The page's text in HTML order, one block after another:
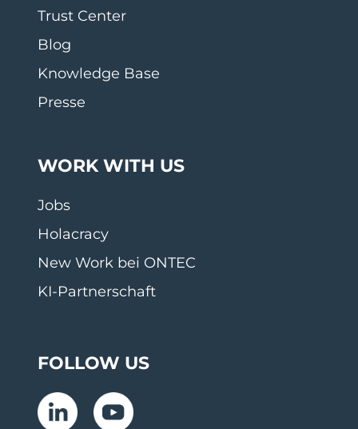
Trust Center
Blog
Knowledge Base
Presse
WORK WITH US
Jobs
Holacracy
New Work bei ONTEC
KI-Partnerschaft
FOLLOW US